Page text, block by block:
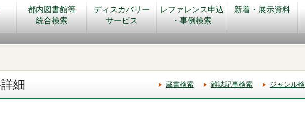
都内図書館等
統合検索
ディスカバリー
サービス
レファレンス申込
・事例検索
新着・展示資料
細 蔵書検索 雑誌記事検索 ジャンル